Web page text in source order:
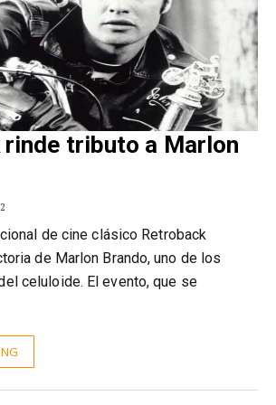
rinde tributo a Marlon
de cine clásico Retroback
de Marlon Brando, uno de los
celuloide. El evento, que se